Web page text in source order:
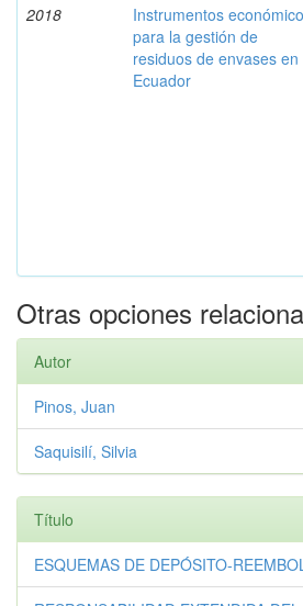
2018
Instrumentos
para la gestión de
residuos de envases en
Ecuador
Otras opciones
Autor
Pinos, Juan
Saquisilí, Silvia
Título
ESQUEMAS DE DEPÓSITO-